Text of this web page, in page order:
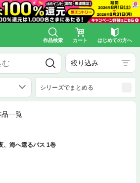
作品検索 カート はじめての方へ
絞り込み
シリーズでまとめる
品一覧
、海へ還るバス 1巻